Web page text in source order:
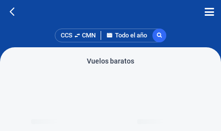
CCS CMN Todo el año
Vuelos baratos